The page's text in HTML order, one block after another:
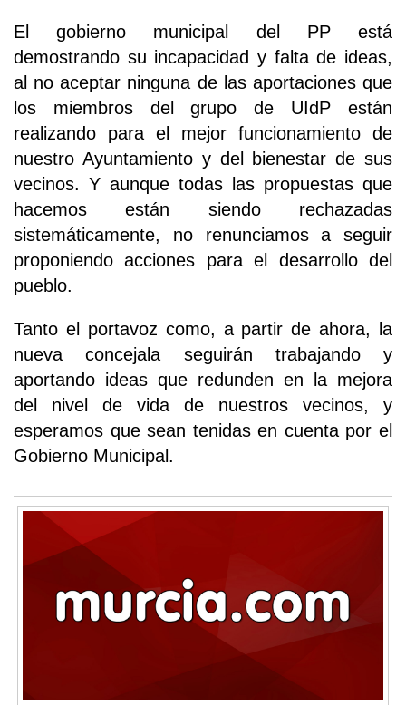
El gobierno municipal del PP está
demostrando su incapacidad y falta de ideas,
al no aceptar ninguna de las aportaciones que
los miembros del grupo de UIdP están
realizando para el mejor funcionamiento de
nuestro Ayuntamiento y del bienestar de sus
vecinos. Y aunque todas las propuestas que
hacemos están siendo rechazadas
sistemáticamente, no renunciamos a seguir
proponiendo acciones para el desarrollo del
pueblo.
Tanto el portavoz como, a partir de ahora, la
nueva concejala seguirán trabajando y
aportando ideas que redunden en la mejora
del nivel de vida de nuestros vecinos, y
esperamos que sean tenidas en cuenta por el
Gobierno Municipal.